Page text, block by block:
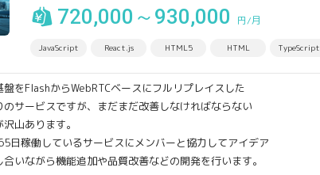
720,000～930,000 円/月
JavaScript React.js HTML5 HTML TypeScript
をFlashからWebRTCベースにフルリプレイスした
サービスですが、まだまだ改善しなければならない
山あります。
日稼働しているサービスにメンバーと協力してアイデア
いながら機能追加や品質改善などの開発を行います。